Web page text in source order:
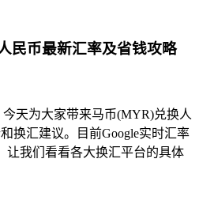
民币最新汇率及省钱攻略
天为大家带来马币(MYR)兑换人
换汇建议。目前Google实时汇率
让我们看看各大换汇平台的具体